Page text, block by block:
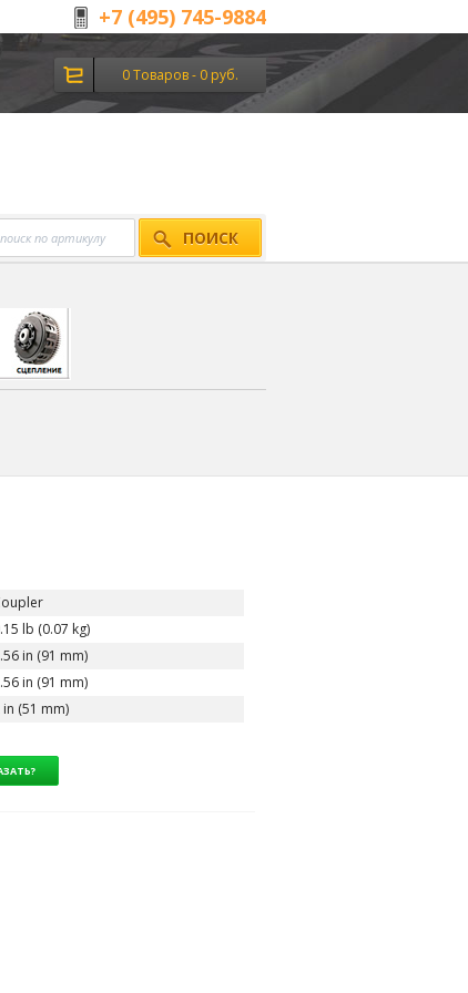
+7 (495) 745-9884
0 Товаров - 0 руб.
ПОИСК
lb (0.07 kg)
in (91 mm)
in (91 mm)
in (51 mm)